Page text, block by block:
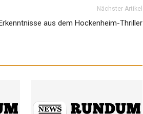
Nächster Artikel
aus dem Hockenheim-Thriller